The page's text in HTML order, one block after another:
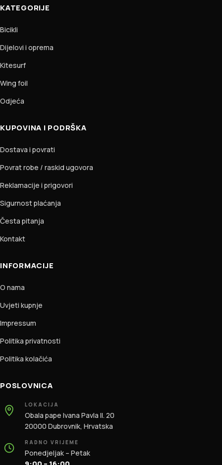
KATEGORIJE
Bicikli
Dijelovi i oprema
Kitesurf
Wing foil
Odjeća
KUPOVINA I PODRŠKA
Dostava i povrati
Povrat robe / raskid ugovora
Reklamacije i prigovori
Sigurnost plaćanja
Česta pitanja
Kontakt
INFORMACIJE
O nama
Uvjeti kupnje
Impressum
Politika privatnosti
Politika kolačića
POSLOVNICA
LOKACIJA
Obala pape Ivana Pavla II. 20
20000 Dubrovnik, Hrvatska
RADNO VRIJEME
Ponedjeljak – Petak